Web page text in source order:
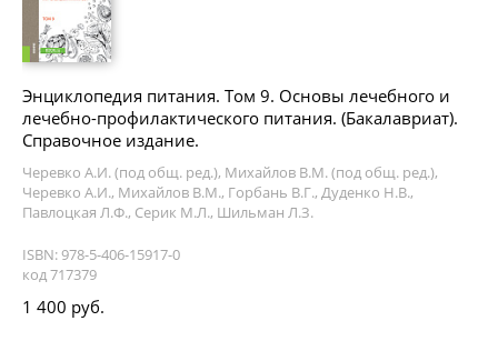
Энциклопедия питания. Том 9. Основы лечебного и
лечебно-профилактического питания. (Бакалавриат).
Справочное издание.
Черевко А.И. (под общ. ред.), Михайлов В.М. (под общ. ред.),
Черевко А.И., Михайлов В.М., Горбань В.Г., Дуденко Н.В.,
Павлоцкая Л.Ф., Серик М.Л., Шильман Л.З.
ISBN: 978-5-406-15917-0
код 717379
1 400 руб.